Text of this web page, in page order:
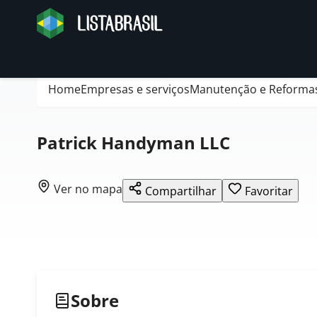
HomeEmpresas e serviçosManutenção e
Patrick Handyman LLC
Ver no mapa Compartilhar Favoritar
Sobre